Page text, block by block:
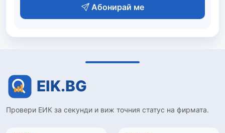
Абонирай ме
Провери ЕИК за секунди и виж точния статус на фирмата.